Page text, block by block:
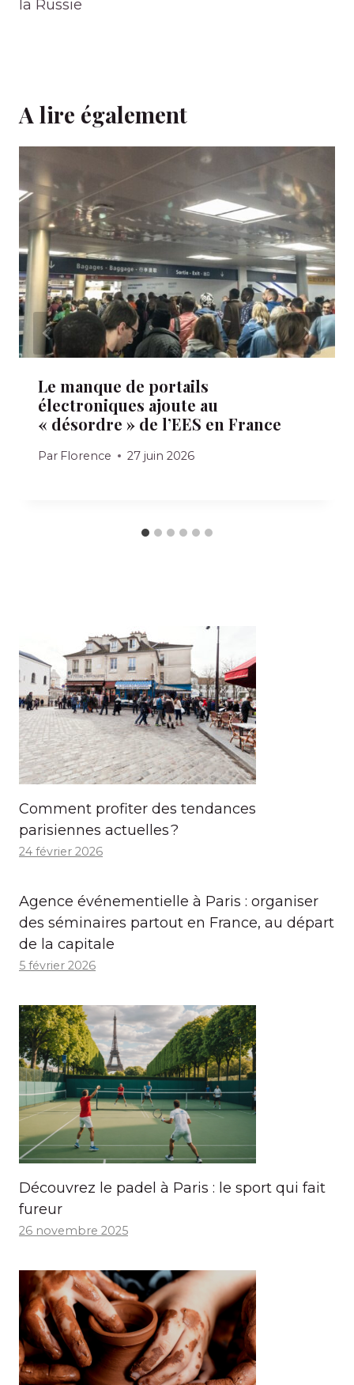
la Russie
A lire également
Le manque de portails
électroniques ajoute au
« désordre » de l’EES en France
Par Florence 27 juin 2026
Comment profiter des tendances
parisiennes actuelles ?
24 février 2026
Agence événementielle à Paris : organiser
des séminaires partout en France, au départ
de la capitale
5 février 2026
Découvrez le padel à Paris : le sport qui fait
fureur
26 novembre 2025